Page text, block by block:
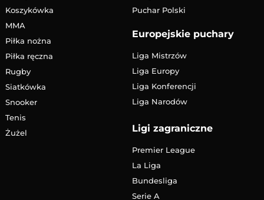
Koszykówka
MMA
Piłka nożna
Piłka ręczna
Rugby
Siatkówka
Snooker
Tenis
Żużel
Puchar Polski
Europejskie puchary
Liga Mistrzów
Liga Europy
Liga Konferencji
Liga Narodów
Ligi zagraniczne
Premier League
La Liga
Bundesliga
Serie A